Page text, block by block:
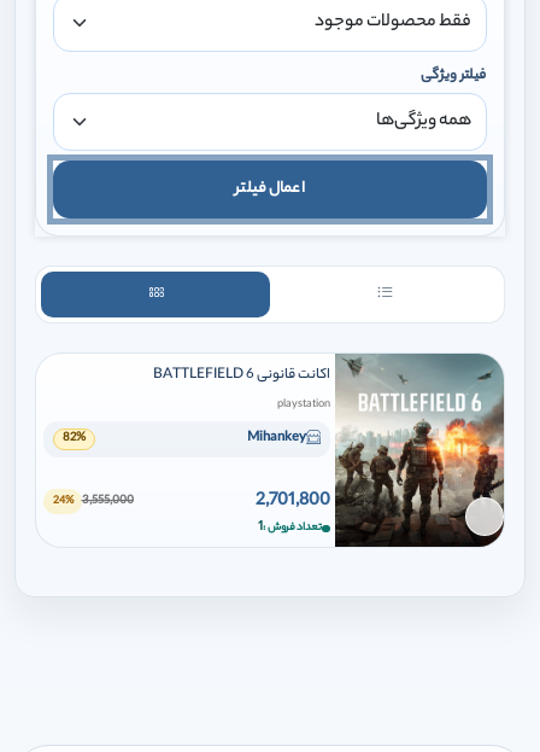
فیلتر ویژگی
اعمال فیلتر
برای افزودن وارد شوید
اکانت قانونی BATTLEFIELD 6
playstation
Mihankey
82%
2,701,800
3,555,000
24%
تعداد فروش 1